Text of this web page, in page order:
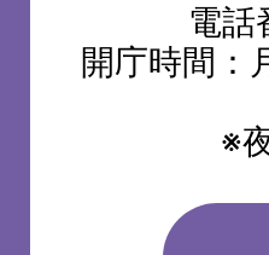
電話
開庁時間：
※